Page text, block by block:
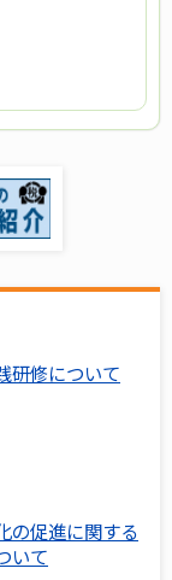
研修について
の促進に関する
いて